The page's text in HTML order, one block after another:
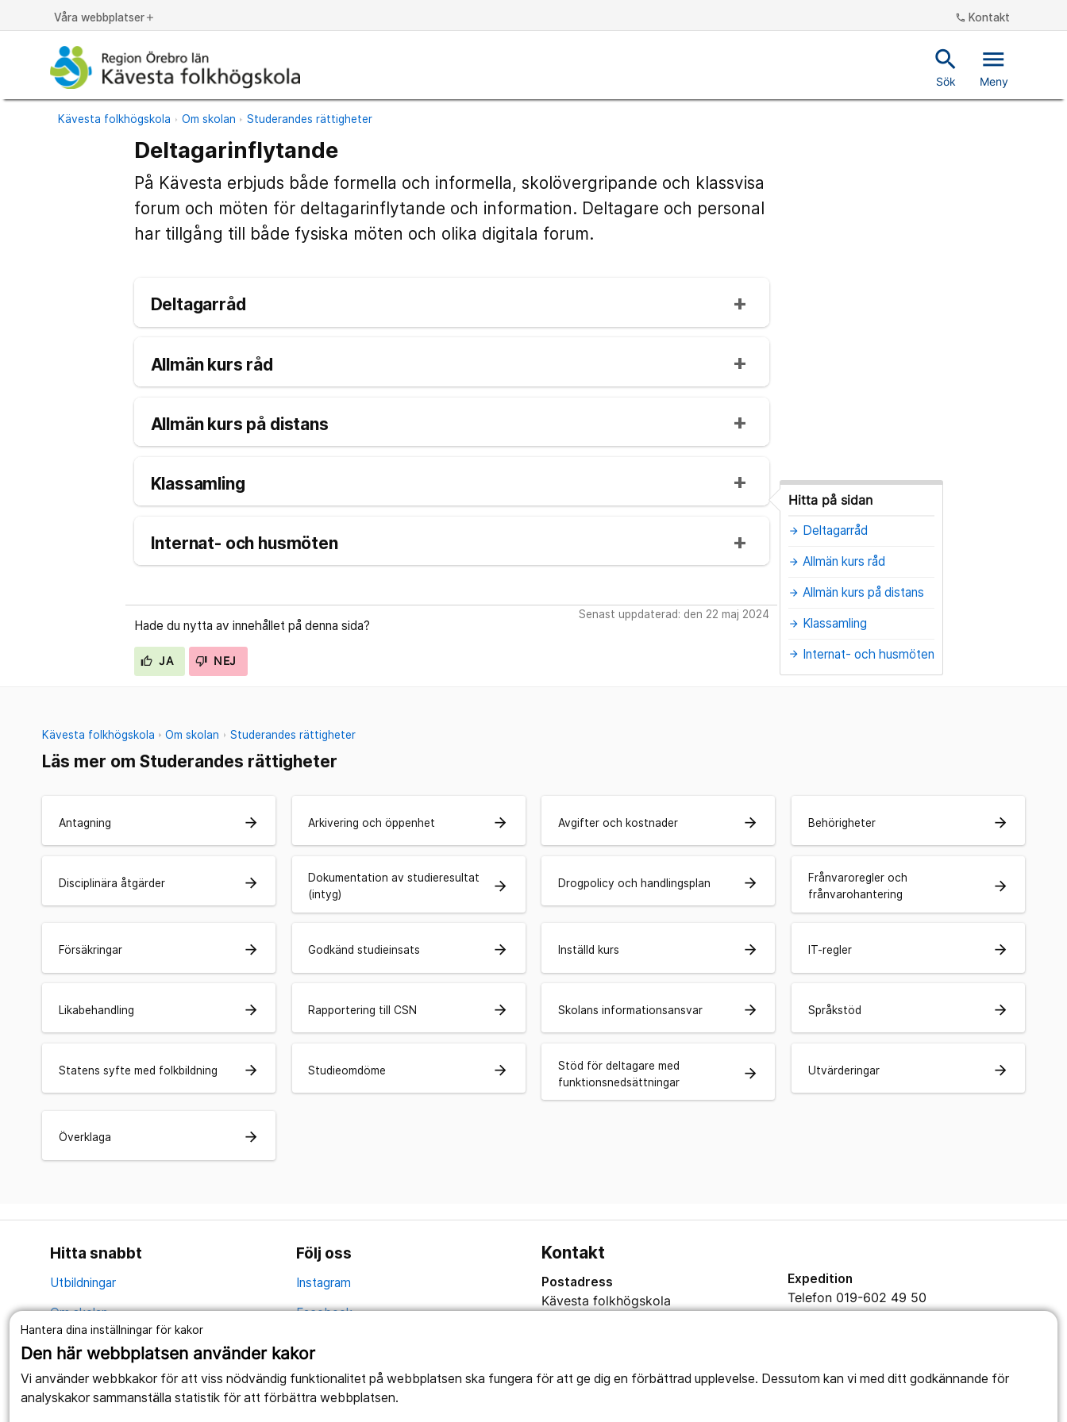
Hantera dina inställningar för kakor
Den här webbplatsen använder kakor
Vi använder webbkakor för att viss nödvändig funktionalitet på webbplatsen ska fungera för att ge dig en förbättrad upplevelse. Dessutom kan vi med ditt godkännande för
analyskakor sammanställa statistik för att förbättra webbplatsen.
Våra webbplatser add phone Kontakt
search
Sök
menu
Meny
Kävesta folkhögskola Om skolan Studerandes rättigheter
Deltagarinflytande
På Kävesta erbjuds både formella och informella, skolövergripande och klassvisa
forum och möten för deltagarinflytande och information. Deltagare och personal
har tillgång till både fysiska möten och olika digitala forum.
Deltagarråd
Allmän kurs råd
Allmän kurs på distans
Klassamling
Internat- och husmöten
Hade du nytta av innehållet på denna sida?
JA NEJ
Senast uppdaterad: den 22 maj 2024
Hitta på sidan
arrow_forward Deltagarråd
arrow_forward Allmän kurs råd
arrow_forward Allmän kurs på distans
arrow_forward Klassamling
arrow_forward Internat- och husmöten
Kävesta folkhögskola Om skolan Studerandes rättigheter
Läs mer om Studerandes rättigheter
Antagning arrow_forward Arkivering och öppenhet arrow_forward Avgifter och kostnader arrow_forward Behörigheter arrow_forward
Disciplinära åtgärder arrow_forward
Dokumentation av studieresultat
(intyg)
arrow_forward Drogpolicy och handlingsplan arrow_forward
Frånvaroregler och
frånvarohantering
arrow_forward
Försäkringar arrow_forward Godkänd studieinsats arrow_forward Inställd kurs arrow_forward IT-regler arrow_forward
Likabehandling arrow_forward Rapportering till CSN arrow_forward Skolans informationsansvar arrow_forward Språkstöd arrow_forward
Statens syfte med folkbildning arrow_forward Studieomdöme arrow_forward
Stöd för deltagare med
funktionsnedsättningar
arrow_forward Utvärderingar arrow_forward
Överklaga arrow_forward
Hitta snabbt
Utbildningar
Om skolan
Evenemang
Nyheter
Kontakt
Följ oss
Instagram
Facebook
Kontakt
Postadress
Kävesta folkhögskola
Expedition
Telefon 019-602 49 50